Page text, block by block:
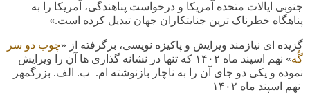
جنوبی ایالات متحده آمریکا و درخواست پناهندگی، آمریکا را به
پناهگاه خطرناک ترین جنایتکاران جهان تبدیل کرده است.
»
گزیده ای نیازمند ویرایش و پاکیزه نویسی، برگرفته از «چوب دو سر
گُه» نهم اسپند ماه
۱۴۰۲ که تنها در نشانه گذاری ها آن را ویرایش
نموده و یکی دو جای آن را به ناچار بازنوشته ام. ب. الف. بزرگمهر
نهم اسپند ماه ۱۴۰۲